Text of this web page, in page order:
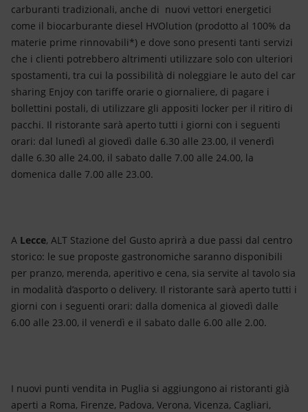
carburanti tradizionali, anche di nuovi vettori energetici
come il biocarburante diesel HVOlution (prodotto al 100% da
materie prime rinnovabili*) e dove sono presenti tanti servizi
che i clienti potrebbero altrimenti utilizzare solo con ulteriori
spostamenti, tra cui la possibilità di noleggiare le auto del car
sharing Enjoy con tariffe orarie o giornaliere, di pagare i
bollettini postali, di utilizzare gli appositi locker per il ritiro di
pacchi. Il ristorante sarà aperto tutti i giorni con i seguenti
orari: dal lunedì al giovedì dalle 6.30 alle 23.00, il venerdì
dalle 6.30 alle 24.00, il sabato dalle 7.00 alle 24.00, la
domenica dalle 7.00 alle 23.00.
A Lecce, ALT Stazione del Gusto aprirà a due passi dal centro
storico: le sue proposte gastronomiche saranno disponibili
per pranzo, merenda, aperitivo e cena, sia servite al tavolo sia
in modalità d’asporto o delivery. Il ristorante sarà aperto tutti i
giorni con i seguenti orari: dalla domenica al giovedì dalle
6.00 alle 23.00, il venerdì e il sabato dalle 6.00 alle 2.00.
I nuovi punti vendita in Puglia si aggiungono ai ristoranti già
aperti a Roma, Firenze, Padova, Verona, Vicenza, Cagliari,